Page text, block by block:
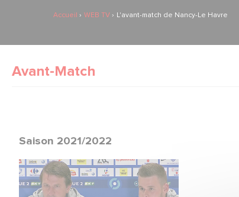
Accueil WEB TV L'avant-match de Nancy-Le Havre
Avant-Match
Saison 2021/2022